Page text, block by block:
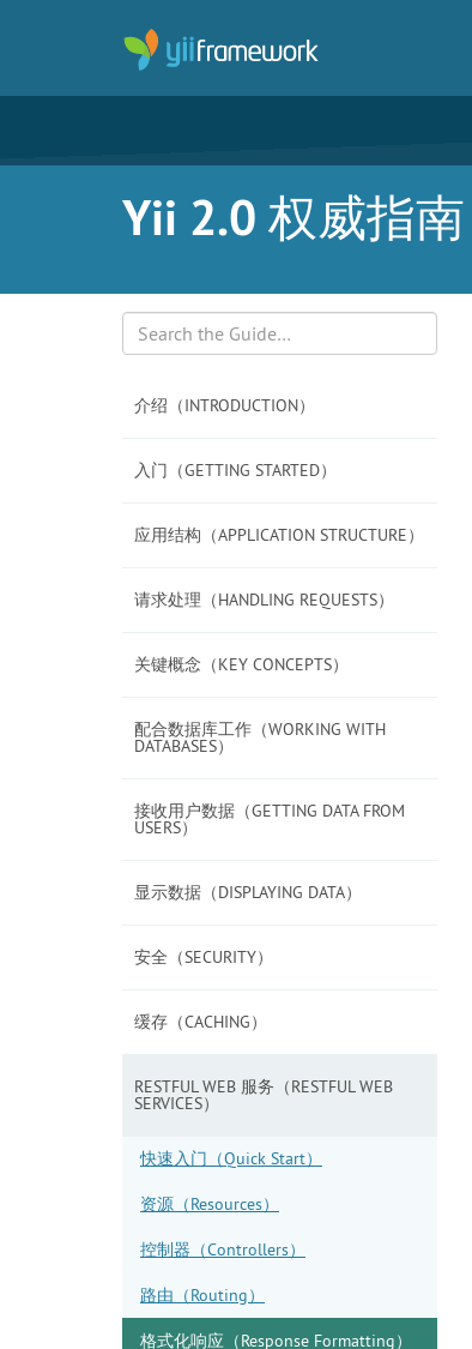
Yii 2.0 权威指南
介绍（INTRODUCTION）
入门（GETTING STARTED）
应用结构（APPLICATION STRUCTURE）
请求处理（HANDLING REQUESTS）
关键概念（KEY CONCEPTS）
配合数据库工作（WORKING WITH
DATABASES）
接收用户数据（GETTING DATA FROM
USERS）
显示数据（DISPLAYING DATA）
安全（SECURITY）
缓存（CACHING）
RESTFUL WEB 服务（RESTFUL WEB
SERVICES）
快速入门（Quick Start）
资源（Resources）
控制器（Controllers）
路由（Routing）
格式化响应（Response Formatting）